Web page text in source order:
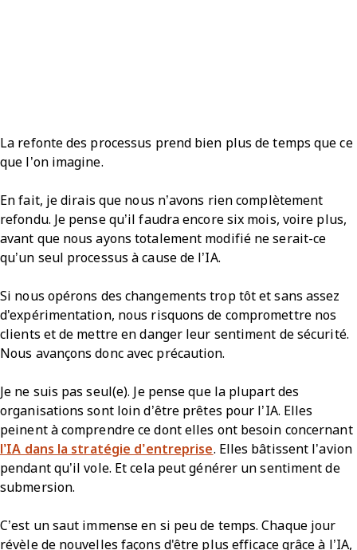
La refonte des processus prend bien plus de temps que ce
que l’on imagine.
En fait, je dirais que nous n’avons rien complètement
refondu. Je pense qu’il faudra encore six mois, voire plus,
avant que nous ayons totalement modifié ne serait-ce
qu’un seul processus à cause de l’IA.
Si nous opérons des changements trop tôt et sans assez
d'expérimentation, nous risquons de compromettre nos
clients et de mettre en danger leur sentiment de sécurité.
Nous avançons donc avec précaution.
Je ne suis pas seul(e). Je pense que la plupart des
organisations sont loin d’être prêtes pour l’IA. Elles
peinent à comprendre ce dont elles ont besoin concernant
l’IA dans la stratégie d’entreprise. Elles bâtissent l’avion
pendant qu’il vole. Et cela peut générer un sentiment de
submersion.
C’est un saut immense en si peu de temps. Chaque jour
révèle de nouvelles façons d'être plus efficace grâce à l’IA,